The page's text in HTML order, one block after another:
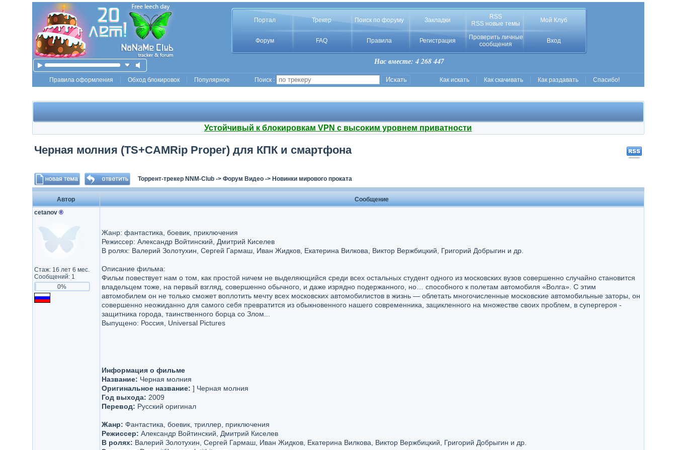
Портал Трекер Поиск по форуму Закладки
RSS
RSS новые темы
Мой Клуб
Форум FAQ Правила Регистрация
Проверить личные
сообщения
Вход
Нас вместе: 4 268 447
Правила оформления Обход блокировок Популярное Поиск : Как искать Как скачивать Как раздавать Спасибо!
Устойчивый к блокировкам VPN с высоким уровнем приватности
Черная молния (TS+CAMRip Proper) для КПК и смартфона
Торрент-трекер NNM-Club-> Форум Видео-> Новинки мирового проката
Автор
Сообщение
cetanov ®
Стаж: 16 лет 6 мес.
Сообщений: 1
0%
Жанр: фантастика, боевик, приключения
Режиссер: Александр Войтинский, Дмитрий Киселев
В ролях: Валерий Золотухин, Сергей Гармаш, Иван Жидков, Екатерина Вилкова, Виктор Вержбицкий, Григорий Добрыгин и др.
Описание фильма:
Фильм повествует нам о том, как простой ничем не выделяющийся среди всех остальных студент одного из московских вузов совершенно случайно становится
владельцем тоже, на первый взгляд, совершенно обычного, и даже изрядно подержанного, но… способного к полетам автомобиля «Волга». С этим
автомобилем он не только сможет воплотить мечту всех московских автомобилистов в жизнь — облетать многочисленные московские автомобильные заторы, он
совершенно неожиданно для самого себя превратится из обыкновенного нашего современника, зацикленного на множестве своих проблем, в супергероя -
защитника города, таинственного борца со Злом...
Выпущено: Россия, Universal Pictures
Информация о фильме
Название: Черная молния
Оригинальное название: ] Черная молния
Год выхода: 2009
Перевод: Русский оригинал
Жанр: Фантастика, боевик, триллер, приключения
Режиссер: Александр Войтинский, Дмитрий Киселев
В ролях: Валерий Золотухин, Сергей Гармаш, Иван Жидков, Екатерина Вилкова, Виктор Вержбицкий, Григорий Добрыгин и др.